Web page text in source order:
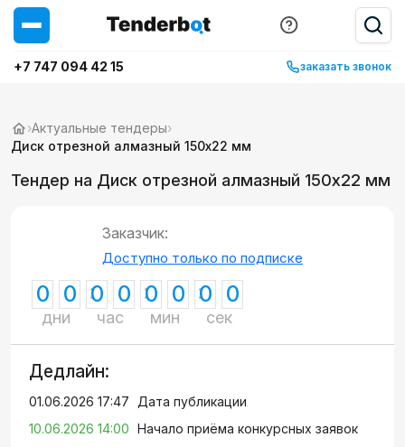
+7 747 094 42 15 заказать звонок
›Актуальные тендеры›
Диск отрезной алмазный 150х22 мм
Тендер на Диск отрезной алмазный 150х22 мм
Заказчик:
Доступно только по подписке
0 0
дни
0 0
час
0 0
мин
0 0
сек
Дедлайн:
01.06.2026 17:47
Дата публикации
10.06.2026 14:00 Начало приёма конкурсных заявок